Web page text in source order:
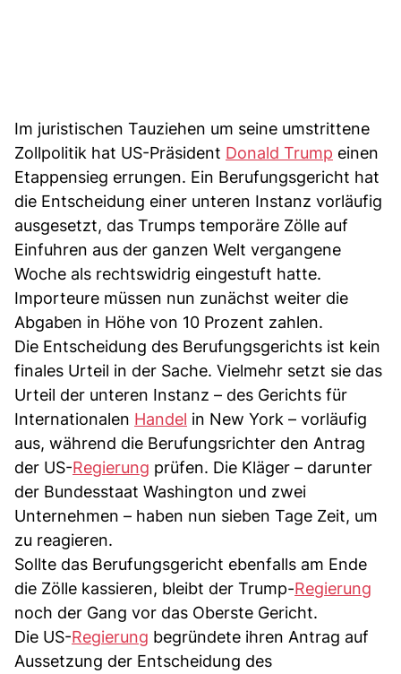
Im juristischen Tauziehen um seine umstrittene
Zollpolitik hat US-Präsident Donald Trump einen
Etappensieg errungen. Ein Berufungsgericht hat
die Entscheidung einer unteren Instanz vorläufig
ausgesetzt, das Trumps temporäre Zölle auf
Einfuhren aus der ganzen Welt vergangene
Woche als rechtswidrig eingestuft hatte.
Importeure müssen nun zunächst weiter die
Abgaben in Höhe von 10 Prozent zahlen.
Die Entscheidung des Berufungsgerichts ist kein
finales Urteil in der Sache. Vielmehr setzt sie das
Urteil der unteren Instanz – des Gerichts für
Internationalen Handel in New York – vorläufig
aus, während die Berufungsrichter den Antrag
der US-Regierung prüfen. Die Kläger – darunter
der Bundesstaat Washington und zwei
Unternehmen – haben nun sieben Tage Zeit, um
zu reagieren.
Sollte das Berufungsgericht ebenfalls am Ende
die Zölle kassieren, bleibt der Trump-Regierung
noch der Gang vor das Oberste Gericht.
Die US-Regierung begründete ihren Antrag auf
Aussetzung der Entscheidung des